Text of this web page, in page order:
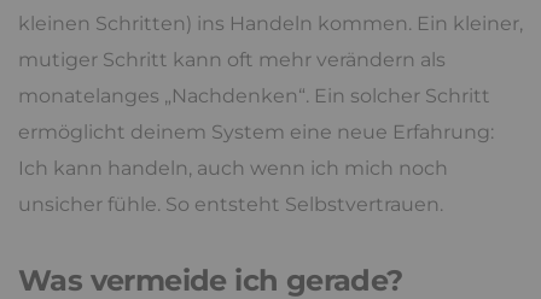
kleinen Schritten) ins Handeln kommen. Ein kleiner,
mutiger Schritt kann oft mehr verändern als
monatelanges „Nachdenken“. Ein solcher Schritt
ermöglicht deinem System eine neue Erfahrung:
Ich kann handeln, auch wenn ich mich noch
unsicher fühle. So entsteht Selbstvertrauen.
Was vermeide ich gerade?